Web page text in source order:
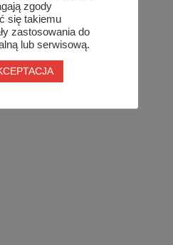
zgody
się takiemu
zastosowania do
lub serwisową.